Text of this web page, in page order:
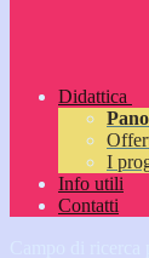
Didattica
I
Info utili
Contatti